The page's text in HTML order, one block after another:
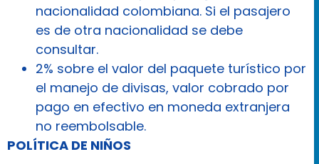
nacionalidad colombiana. Si el pasajero
es de otra nacionalidad se debe
consultar.
2% sobre el valor del paquete turístico por
el manejo de divisas, valor cobrado por
pago en efectivo en moneda extranjera
no reembolsable.
POLÍTICA DE NIÑOS